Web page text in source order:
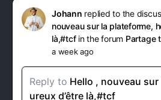
Johann replied to the
nouveau sur la plateforme,
là,#tcfin the forum Partage
a week ago
Reply to Hello , nouveau
ureux d’être là,#tcf